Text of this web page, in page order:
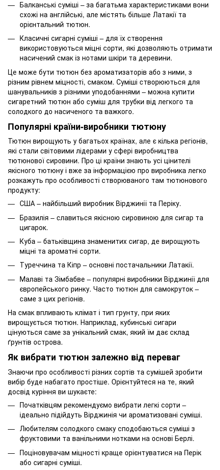
Балканські суміші – за багатьма характеристиками вони
схожі на англійські, але містять більше Латакії та
орієнтальний тютюн.
Класичні сигарні суміші – для їх створення
використовуються міцні сорти, які дозволяють отримати
насичений смак із нотами шкіри та деревини.
Це може бути тютюн без ароматизаторів або з ними, з
різним рівнем міцності, смаком. Суміші створюються для
шанувальників з різними уподобаннями – можна купити
сигаретний тютюн або суміш для трубки від легкого та
солодкого до насиченого та важкого.
Популярні країни-виробники тютюну
Тютюн вирощують у багатьох країнах, але є кілька регіонів,
які стали світовими лідерами у сфері виробництва
тютюнової сировини. Про ці країни знають усі цінителі
якісного тютюну і вже за інформацією про виробника легко
розкажуть про особливості створюваного там тютюнового
продукту:
США – найбільший виробник Вірджинії та Періку.
Бразилія – славиться якісною сировиною для сигар та
цигарок.
Куба – батьківщина знаменитих сигар, де вирощують
міцні та ароматні сорти.
Туреччина та Кіпр – основні постачальники Латакії.
Малаві та Зімбабве – популярні виробники Вірджинії для
європейського ринку. Часто тютюн для самокруток –
саме з цих регіонів.
На смак впливають клімат і тип грунту, при яких
вирощується тютюн. Наприклад, кубинські сигари
цінуються саме за унікальний смак, який їм дає склад
ґрунтів острова.
Як вибрати тютюн залежно від переваг
Знаючи про особливості різних сортів та сумішей зробити
вибір буде набагато простіше. Орієнтуйтеся на те, який
досвід куріння ви шукаєте:
Початківцям рекомендуємо вибрати легкі сорти –
ідеально підійдуть Вірджинія чи ароматизовані суміші.
Любителям солодкого смаку сподобаються суміші з
фруктовими та ванільними нотками на основі Берлі.
Поціновувачам міцності краще орієнтуватися на Перік
або сигарні суміші.